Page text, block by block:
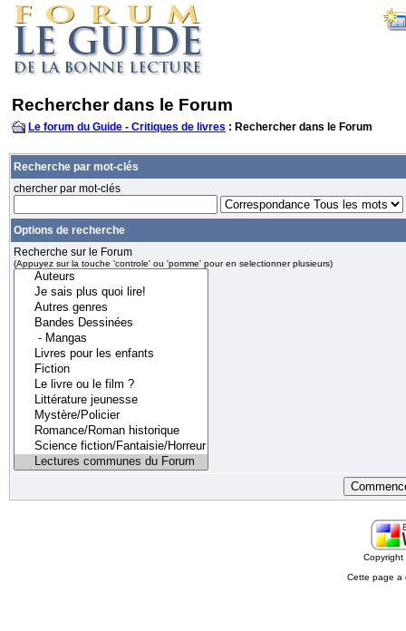
Rechercher dans le Forum
Le forum du Guide - Critiques de livres : Rechercher dans le Forum
Recherche par mot-clés
chercher par mot-clés
Options de recherche
Recherche sur le Forum
(Appuyez sur la touche 'controle' ou 'pomme' pour en selectionner plusieurs)
Cette page a